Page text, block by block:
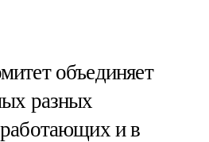
объединяет
разных
и в